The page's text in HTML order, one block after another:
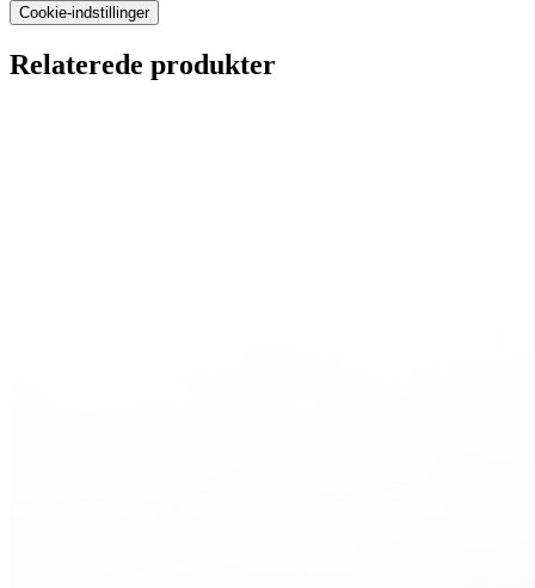
Cookie-indstillinger
Relaterede produkter